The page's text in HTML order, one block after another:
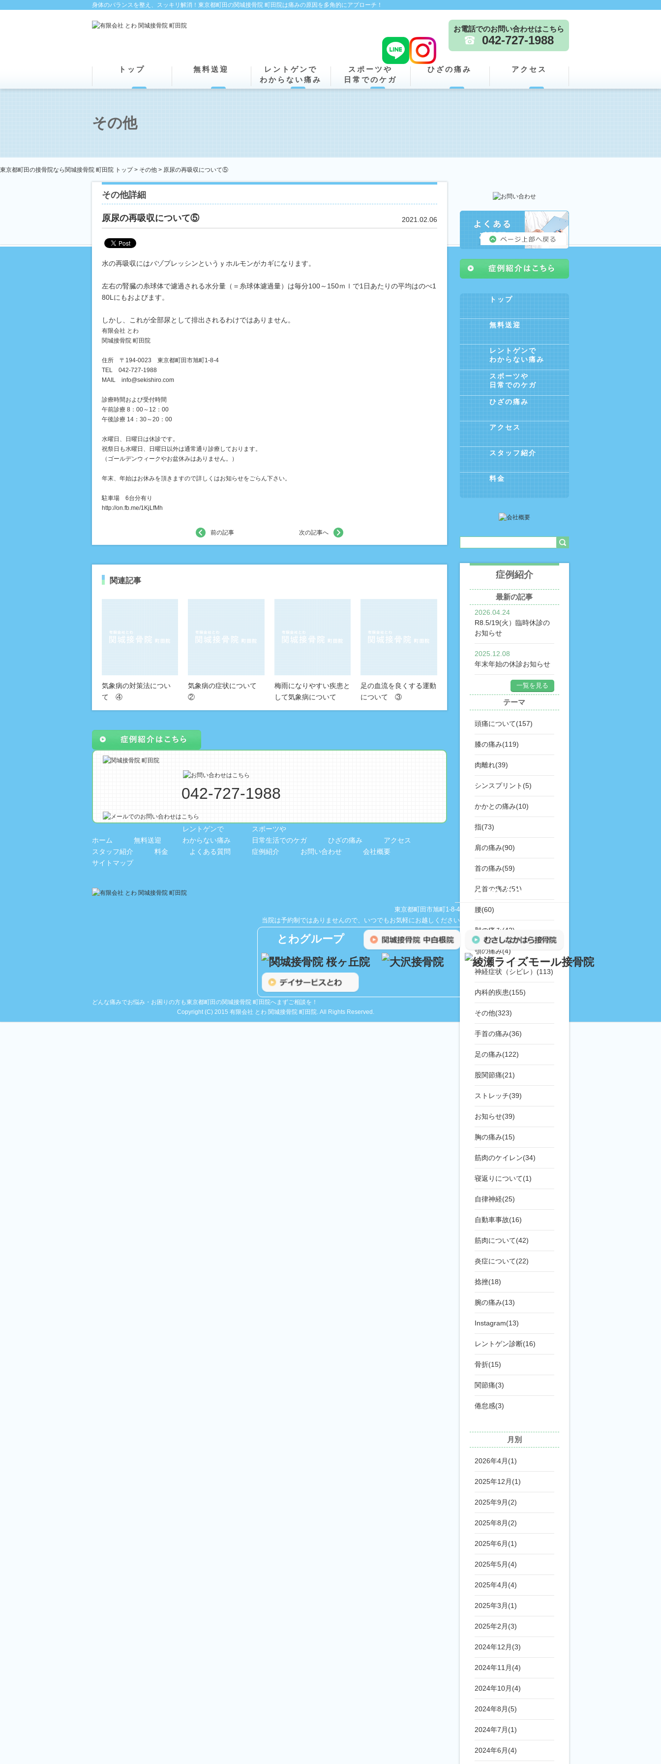
身体のバランスを整え、スッキリ解消！東京都町田の関城接骨院 町田院は痛みの原因を多角的にアプローチ！
お電話でのお問い合わせはこちら
042-727-1988
トップ 無料送迎
レントゲンで
わからない痛み
スポーツや
日常でのケガ
ひざの痛み アクセス
その他
東京都町田の接骨院なら関城接骨院 町田院 トップ > その他 > 原尿の再吸収について⑤
その他詳細
2021.02.06
原尿の再吸収について⑤
水の再吸収にはバゾプレッシンというｙホルモンがカギになります。
左右の腎臓の糸球体で濾過される水分量（＝糸球体濾過量）は毎分100～150ｍｌで1日あたりの平均はのべ1
80Lにもおよびます。
しかし、これが全部尿として排出されるわけではありません。
有限会社 とわ
関城接骨院 町田院
住所 〒194-0023 東京都町田市旭町1-8-4
TEL 042-727-1988
MAIL info@sekishiro.com
診療時間および受付時間
午前診療 8：00～12：00
午後診療 14：30～20：00
水曜日、日曜日は休診です。
祝祭日も水曜日、日曜日以外は通常通り診療しております。
（ゴールデンウィークやお盆休みはありません。）
年末、年始はお休みを頂きますので詳しくはお知らせをごらん下さい。
駐車場 6台分有り
http://on.fb.me/1KjLfMh
前の記事 次の記事へ
関連記事
気象病の対策法につい
て ④
気象病の症状について
②
梅雨になりやすい疾患と
して気象病について
足の血流を良くする運動
について ③
042-727-1988
トップ
無料送迎
レントゲンで
わからない痛み
スポーツや
日常でのケガ
ひざの痛み
アクセス
スタッフ紹介
料金
症例紹介
最新の記事
2026.04.24
R8.5/19(火）臨時休診の
お知らせ
2025.12.08
年末年始の休診お知らせ
一覧を見る
テーマ
頭痛について(157)
膝の痛み(119)
肉離れ(39)
シンスプリント(5)
かかとの痛み(10)
指(73)
肩の痛み(90)
首の痛み(59)
足首の痛み(51)
腰(60)
肘の痛み(42)
顎の痛み(4)
神経症状（シビレ）(113)
内科的疾患(155)
その他(323)
手首の痛み(36)
足の痛み(122)
股関節痛(21)
ストレッチ(39)
お知らせ(39)
胸の痛み(15)
筋肉のケイレン(34)
寝返りについて(1)
自律神経(25)
自動車事故(16)
筋肉について(42)
炎症について(22)
捻挫(18)
腕の痛み(13)
Instagram(13)
レントゲン診断(16)
骨折(15)
関節痛(3)
倦怠感(3)
月別
2026年4月(1)
2025年12月(1)
2025年9月(2)
2025年8月(2)
2025年6月(1)
2025年5月(4)
2025年4月(4)
2025年3月(1)
2025年2月(3)
2024年12月(3)
2024年11月(4)
2024年10月(4)
2024年8月(5)
2024年7月(1)
2024年6月(4)
ホーム 無料送迎
レントゲンで
わからない痛み
スポーツや
日常生活でのケガ
ひざの痛み
アクセス
スタッフ紹介
料金 よくある質問 症例紹介 お問い合わせ
会社概要
サイトマップ
042-727-1988
東京都町田市旭町1-8-4
当院は予約制ではありませんので、いつでもお気軽にお越しください
とわグループ
どんな痛みでお悩み・お困りの方も東京都町田の関城接骨院 町田院へまずご相談を！
Copyright (C) 2015 有限会社 とわ 関城接骨院 町田院. All Rights Reserved.